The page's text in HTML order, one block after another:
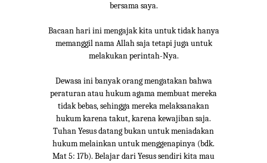
bersama saya.
Bacaan hari ini mengajak kita untuk tidak hanya
memanggil nama Allah saja tetapi juga untuk
melakukan perintah-Nya.
Dewasa ini banyak orang mengatakan bahwa
peraturan atau hukum agama membuat mereka
tidak bebas, sehingga mereka melaksanakan
hukum karena takut, karena kewajiban saja.
Tuhan Yesus datang bukan untuk meniadakan
hukum melainkan untuk menggenapinya (bdk.
Mat 5: 17b). Belajar dari Yesus sendiri kita mau